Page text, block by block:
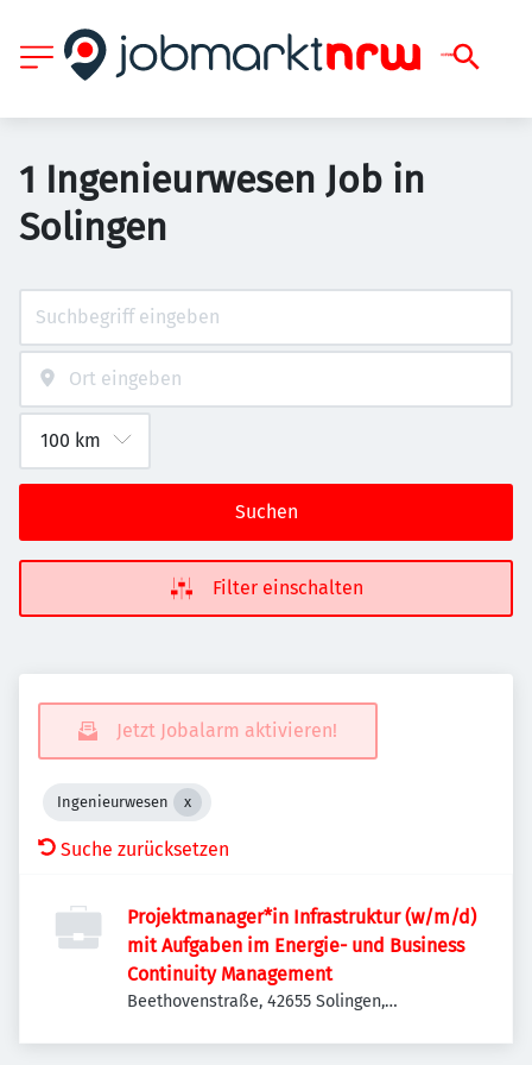
1 Ingenieurwesen Job in
Solingen
Suchen
Filter einschalten
Jetzt Jobalarm aktivieren!
Ingenieurwesen
Suche zurücksetzen
Projektmanager*in Infrastruktur (w/m/d)
mit Aufgaben im Energie- und Business
Continuity Management
Beethovenstraße, 42655 Solingen,